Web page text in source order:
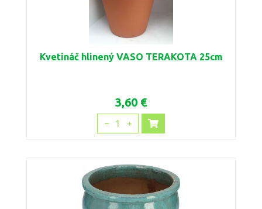
Kvetináč hlinený VASO TERAKOTA 25cm
3,60 €
1